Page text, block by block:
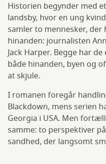
Historien begynder med
landsby, hvor en ung
samler to mennesker, der
hinanden: journalisten
Jack Harper. Begge har
både hinanden, byen og
at skjule.
I romanen foregår
Blackdown, mens serien
Georgia i USA. Men
samme: to perspektiver
sandhed, der langsomt